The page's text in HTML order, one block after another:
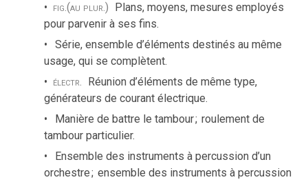
fig.(au plur.) Plans, moyens, mesures employés
pour parvenir à ses fins.
Série, ensemble d’éléments destinés au même
usage, qui se complètent.
électr. Réunion d’éléments de même type,
générateurs de courant électrique.
Manière de battre le tambour; roulement de
tambour particulier.
Ensemble des instruments à percussion d’un
orchestre; ensemble des instruments à percussion